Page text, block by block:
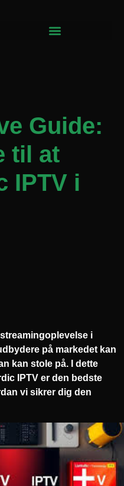
Guide:
til at
IPTV i
i
på markedet kan
kan stole på. I dette
IPTV er den bedste
vi sikrer dig den